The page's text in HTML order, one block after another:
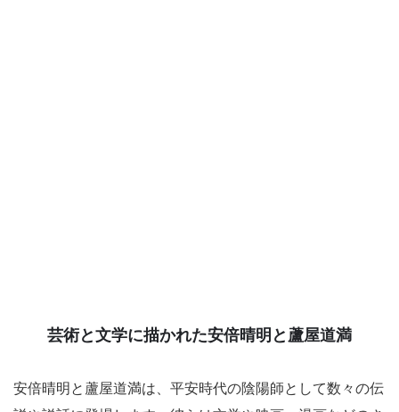
芸術と文学に描かれた安倍晴明と蘆屋道満
安倍晴明と蘆屋道満は、平安時代の陰陽師として数々の伝